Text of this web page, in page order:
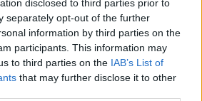
disclosed to third parties prior to
separately opt-out of the further
information by third parties on the
participants. This information may
to third parties on the IAB’s List of
that may further disclose it to other
να παίξει πρωτεύοντα ρόλο,
οι όροι και οι προϋποθέσεις.
να ξεπερασθούν με
επενδύσεις,